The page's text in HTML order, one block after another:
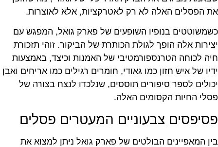
את הפסלים האלה לא רק לאטרקציות, אלא לאוצרות.
כשמשוטטים בנופיו השופעים של פארק גואל, המפגש עם
יצירות אלה הופך לגולת הכותרת של הביקור. זוהי תזכורת
חיה לכוחה הטרנספורמטיבי של האמנות וכיצד, באמצעות
ידיו של איש חזון כמו גאודי, חומרים רגילים כמו אריחים ואבן
יכולים לספר סיפורים תוססים, שנלכדו לנצח בצורה של
פסלי החיות הקסומים האלה.
פסיפסים צבעוניים המעטרים פסלים
בין המאפיינים הבולטים של פארק גואל ניתן למצוא את